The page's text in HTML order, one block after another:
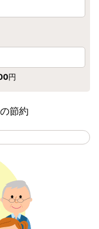
円
節約